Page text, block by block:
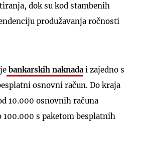
dok su kod stambenih
produžavanja ročnosti
bankarskih naknada i zajedno s
osnovni račun. Do kraja
10.000 osnovnih računa
s paketom besplatnih